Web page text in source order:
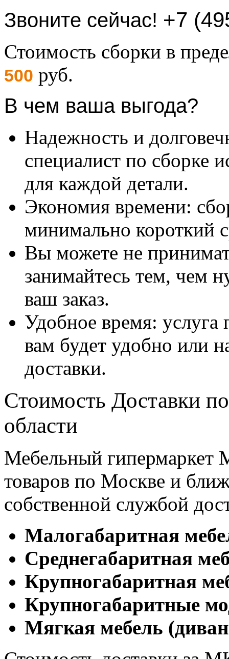
Звоните сейчас! +7
Стоимость сборки в
500 руб.
В чем ваша выгода?
Надежность и
специалист по сборке
для каждой детали.
Экономия времени:
минимально короткий
Вы можете не
занимайтесь тем, чем
ваш заказ.
Удобное время: услуга
вам будет удобно или
доставки.
Стоимость Доставки
области
Мебельный гипермаркет
товаров по Москве и
собственной службой
Малогабаритная
Cреднегабаритная
Крупногабаритная
Крупногабаритные
Мягкая мебель